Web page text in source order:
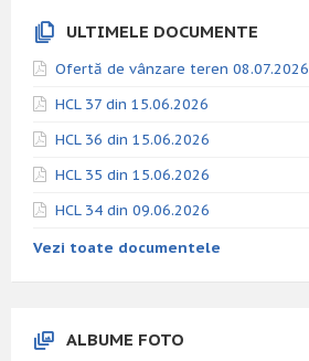
ULTIMELE DOCUMENTE
Ofertă de vânzare teren 08.07.2026
HCL 37 din 15.06.2026
HCL 36 din 15.06.2026
HCL 35 din 15.06.2026
HCL 34 din 09.06.2026
Vezi toate documentele
ALBUME FOTO